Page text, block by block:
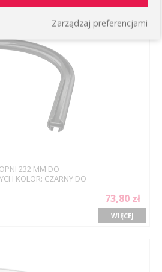
232 MM DO
KOLOR: CZARNY DO
73,80 zł
WIĘCEJ
Zarządzaj preferencjami